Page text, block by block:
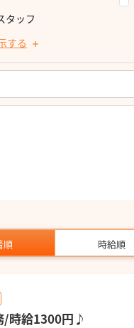
タッフ
する
順 時給順
/時給1300円♪